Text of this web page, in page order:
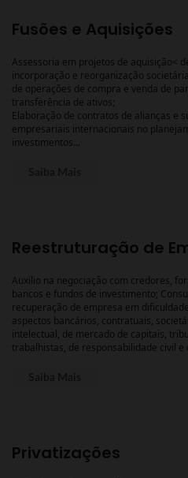
Fusões e Aquisições
Assessoria em projetos de aquisição<
incorporação e reorganização
de operações de compra e venda de
transferência de ativos;
Elaboração de contratos de alianças e
empresariais internacionais no
investimentos...
Reestruturação de
Auxílio na negociação com credores,
bancos e fundos de investimento;
recuperação de empresa em
aspectos bancários, contratuais,
intelectual, de mercado de capitais,
trabalhistas, de responsabilidade civil
Privatizações